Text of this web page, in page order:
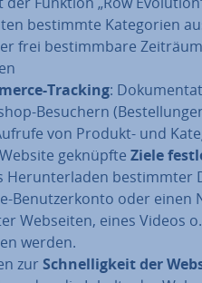
bestimmte Ka­te­go­rien
frei be­stimm­ba­re
Tracking:
Besuchern
von Produkt- und
geknüpfte Ziele
Her­un­ter­la­den be­stimm­ter
Be­nut­zer­kon­to oder
Webseiten, eines Videos
werden.
zur Schnel­lig­keit der